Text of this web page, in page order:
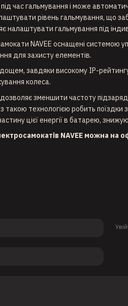
під час гальмування і може
рівень гальмування, що
налаштувати гальмування під
NAVEE оснащені
для захисту елементів.
завдяки високому IP-
колеса.
дозволяє зменшити частоту
такою технологією робить
цієї енергії в батарею,
NAVEE можна на